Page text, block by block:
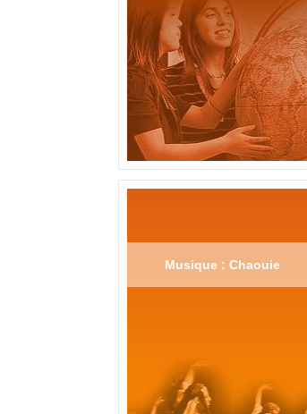
Musique : Chaouie